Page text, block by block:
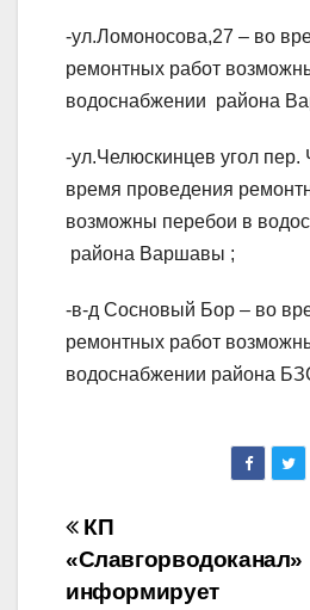
-ул.Ломоносова,27 – во
ремонтных работ
водоснабжении района
-ул.Челюскинцев угол
время проведения
возможны перебои в
района Варшавы ;
-в-д Сосновый Бор – во
ремонтных работ
водоснабжении района
Навігація
записів
КП
«Славгорводоканал»
информирует